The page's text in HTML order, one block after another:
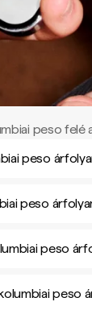
peso felé
peso
peso
peso
peso